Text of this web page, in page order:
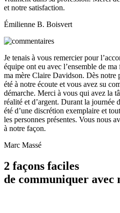
et notre satisfaction.
Émilienne B. Boisvert
Je tenais à vous remercier pour
équipe ont eu avec l’ensemble de
ma mère Claire Davidson. Dès notre
été à notre écoute et vous avez su
démarche. Merci à vous qui avez la
réalité et d’argent. Durant la journée
été d’une discrétion exemplaire et
les personnes présentes. Vous nous
à notre façon.
Marc Massé
2 façons faciles
de communiquer avec